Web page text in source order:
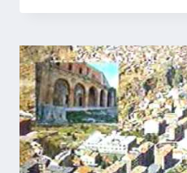
COOLHUNTING
CARGO
DE
LAURA
ECEIZA
NEBREDA